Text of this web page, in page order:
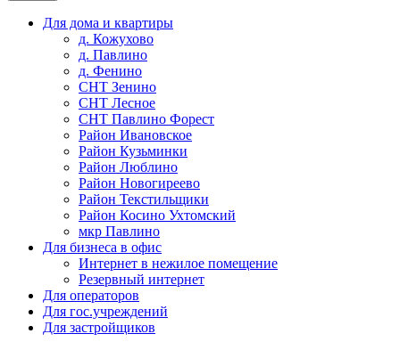
Для дома и квартиры
д. Кожухово
д. Павлино
д. Фенино
СНТ Зенино
СНТ Лесное
СНТ Павлино Форест
Район Ивановское
Район Кузьминки
Район Люблино
Район Новогиреево
Район Текстильщики
Район Косино Ухтомский
мкр Павлино
Для бизнеса в офис
Интернет в нежилое помещение
Резервный интернет
Для операторов
Для гос.учреждений
Для застройщиков